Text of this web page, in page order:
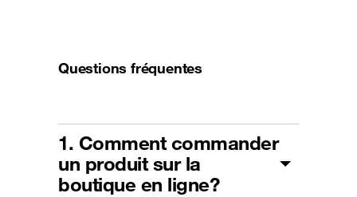
Questions fréquentes
1. Comment commander
un produit sur la
boutique en ligne?